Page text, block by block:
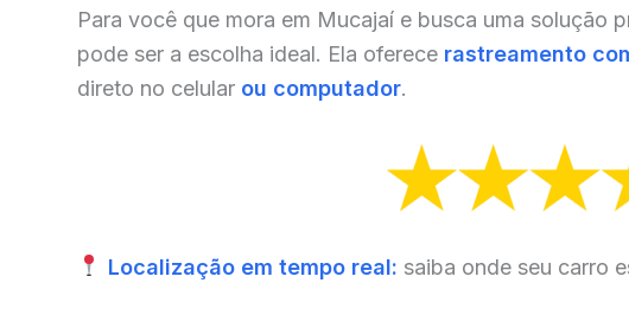
Para você que mora em Mucajaí e busca uma solução
pode ser a escolha ideal. Ela oferece rastreamento
direto no celular ou computador.
Localização em tempo real: saiba onde seu carro